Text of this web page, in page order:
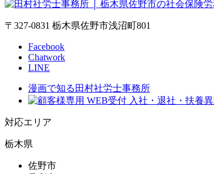
〒327-0831 栃木県佐野市浅沼町801
Facebook
Chatwork
LINE
漫画で知る田村社労士事務所
対応エリア
栃木県
佐野市